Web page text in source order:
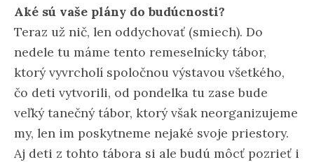
Aké sú vaše plány do budúcnosti?
Teraz už nič, len oddychovať (smiech). Do
nedele tu máme tento remeselnícky tábor,
ktorý vyvrcholí spoločnou výstavou všetkého,
čo deti vytvorili, od pondelka tu zase bude
veľký tanečný tábor, ktorý však neorganizujeme
my, len im poskytneme nejaké svoje priestory.
Aj deti z tohto tábora si ale budú môcť pozrieť i